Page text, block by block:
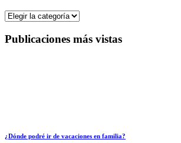
Categorías
Publicaciones más vistas
¿Dónde podré ir de vacaciones en familia?